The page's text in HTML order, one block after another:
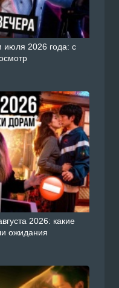
июля 2026 года: с
2026: какие
ожидания